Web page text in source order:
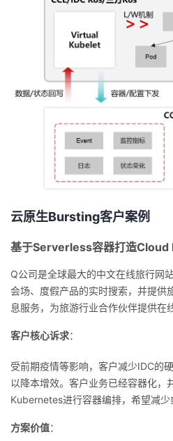
云原生Bursting客户案例
基于Serverless容器打造Cloud
Q公司是全球最大的中文在线旅行网
会场、度假产品的实时搜索，并提供
息服务，为旅游行业合作伙伴提供在
客户核心诉求：
受前期疫情等影响，客户减少IDC的
以降本增效。客户业务已经容器化，
Kubernetes进行容器编排，希望减少
方案价值：